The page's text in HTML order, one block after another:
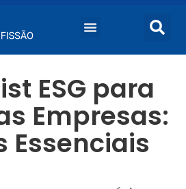
ESG para
Empresas:
Essenciais